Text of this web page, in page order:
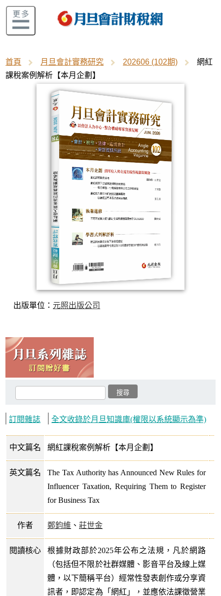
首頁 月旦會計實務研究 202606 (102期)
網紅
課稅案例解析【本月企劃】
出版單位： 元照出版公司
訂閱雜誌 全文收錄於月旦知識庫(權限以系統顯示為準)
中文篇名 網紅課稅案例解析【本月企劃】
英文篇名
The Tax Authority has Announced New Rules for
Influencer Taxation, Requiring Them to Register
for Business Tax
作者 鄭鈞維 、莊世金
閱讀核心
根據財政部於2025年公布之法規，凡於網路
（包括但不限於社群媒體、影音平台及線上媒
體，以下簡稱平台）經常性發表創作或分享資
訊者，即認定為「網紅」，並應依法課徵營業